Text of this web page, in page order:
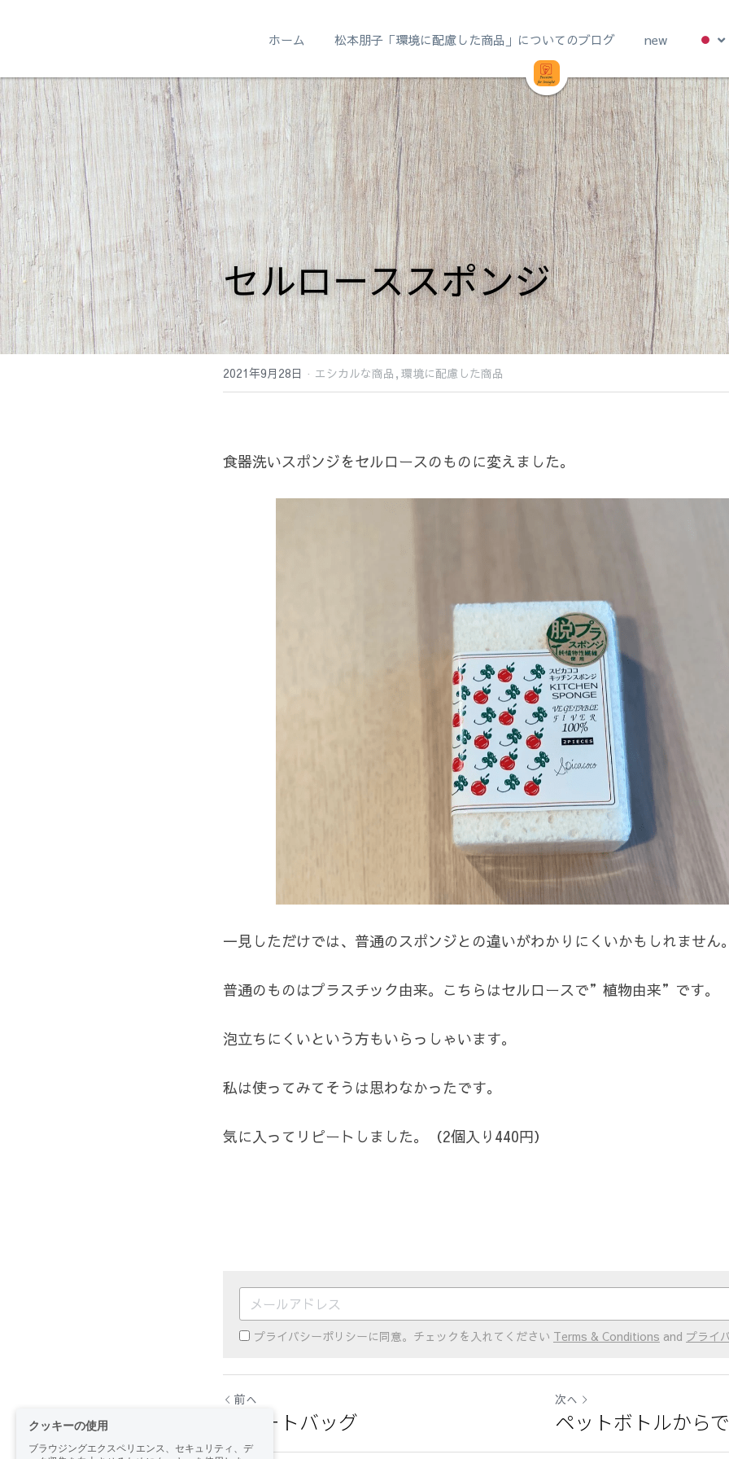
ホーム 松本朋子「環境に配慮した商品」についてのブログ new
セルローススポンジ
2021年9月28日 · エシカルな商品, 環境に配慮した商品
食器洗いスポンジをセルロースのものに変えました。
一見しただけでは、普通のスポンジとの違いがわかりにくいかもしれません
普通のものはプラスチック由来。こちらはセルロースで”植物由来”です。
泡立ちにくいという方もいらっしゃいます。
私は使ってみてそうは思わなかったです。
気に入ってリピートしました。（2個入り440円）
プライバシーポリシーに同意。チェックを入れてください Terms & Conditions and プライ
前へ
ジュートバッグ
次へ
ペットボトルから
クッキーの使用
ブラウジングエクスペリエンス、セキュリティ、デ